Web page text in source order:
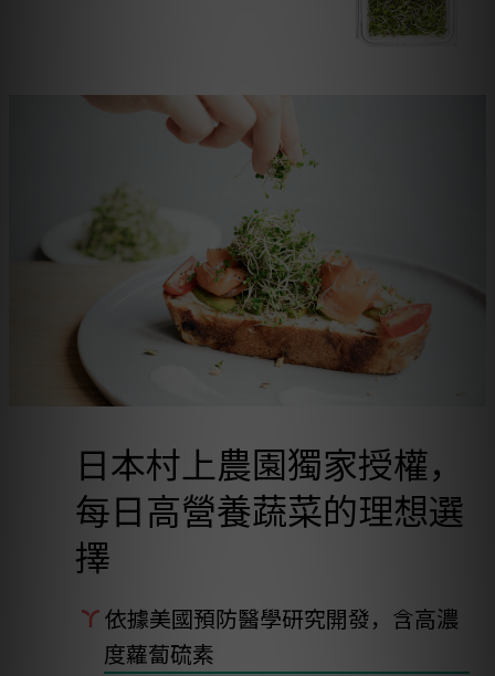
日本村上農園獨家授權，
每日高營養蔬菜的理想選
擇
依據美國預防醫學研究開發，含高濃
度蘿蔔硫素